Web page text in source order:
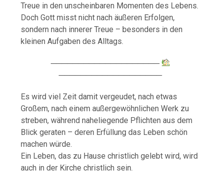
Treue in den unscheinbaren Momenten des Lebens.
Doch Gott misst nicht nach äußeren Erfolgen,
sondern nach innerer Treue – besonders in den
kleinen Aufgaben des Alltags.
────────────────────
───────────────────
Es wird viel Zeit damit vergeudet, nach etwas
Großem, nach einem außergewöhnlichen Werk zu
streben, während naheliegende Pflichten aus dem
Blick geraten – deren Erfüllung das Leben schön
machen würde.
Ein Leben, das zu Hause christlich gelebt wird, wird
auch in der Kirche christlich sein.